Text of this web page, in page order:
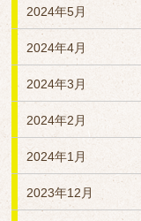
2024年5月
2024年4月
2024年3月
2024年2月
2024年1月
2023年12月